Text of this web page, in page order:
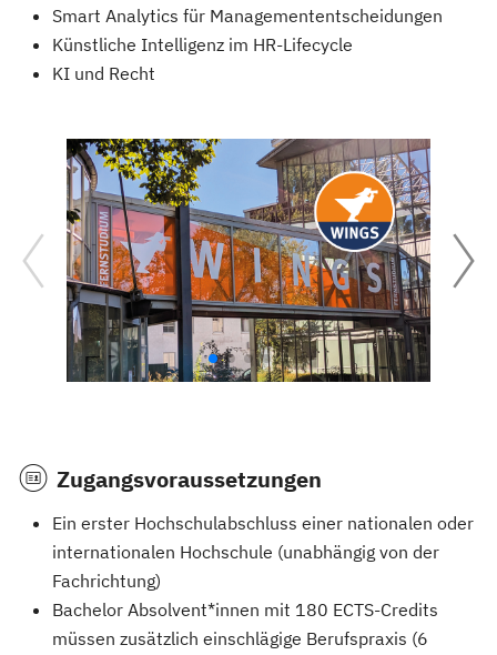
Smart Analytics für Managemententscheidungen
Künstliche Intelligenz im HR-Lifecycle
KI und Recht
Zugangsvoraussetzungen
Ein erster Hochschulabschluss einer nationalen oder
internationalen Hochschule (unabhängig von der
Fachrichtung)
Bachelor Absolvent*innen mit 180 ECTS-Credits
müssen zusätzlich einschlägige Berufspraxis (6